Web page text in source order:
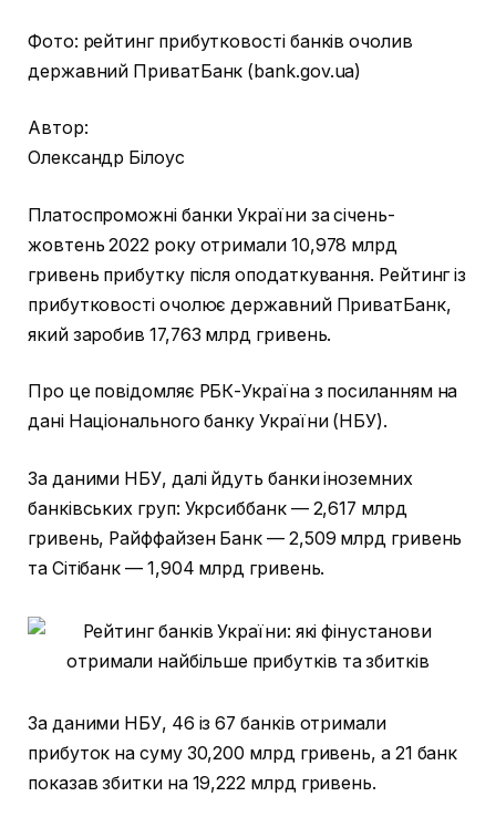
Фото: рейтинг прибутковості банків очолив
державний ПриватБанк (bank.gov.ua)
Автор:
Олександр Білоус
Платоспроможні банки України за січень-
жовтень 2022 року отримали 10,978 млрд
гривень прибутку після оподаткування. Рейтинг із
прибутковості очолює державний ПриватБанк,
який заробив 17,763 млрд гривень.
Про це повідомляє РБК-Україна з посиланням на
дані Національного банку України (НБУ).
За даними НБУ, далі йдуть банки іноземних
банківських груп: Укрсиббанк — 2,617 млрд
гривень, Райффайзен Банк — 2,509 млрд гривень
та Сітібанк — 1,904 млрд гривень.
За даними НБУ, 46 із 67 банків отримали
прибуток на суму 30,200 млрд гривень, а 21 банк
показав збитки на 19,222 млрд гривень.